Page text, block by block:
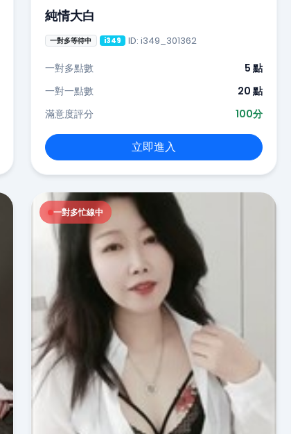
純情大白
一對多等待中 i349 ID: i349_301362
一對多點數
5 點
一對一點數
20 點
滿意度評分
100分
立即進入
一對多忙線中